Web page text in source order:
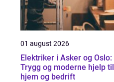
01 august 2026
Elektriker i Asker og Oslo:
Trygg og moderne hjelp til
hjem og bedrift